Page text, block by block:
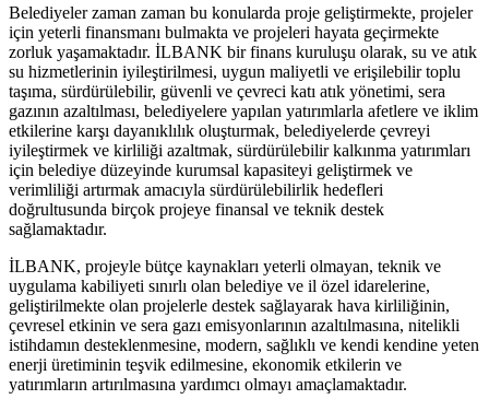
Belediyeler zaman zaman bu konularda proje geliştirmekte, projeler
için yeterli finansmanı bulmakta ve projeleri hayata geçirmekte
zorluk yaşamaktadır. İLBANK bir finans kuruluşu olarak, su ve atık
su hizmetlerinin iyileştirilmesi, uygun maliyetli ve erişilebilir toplu
taşıma, sürdürülebilir, güvenli ve çevreci katı atık yönetimi, sera
gazının azaltılması, belediyelere yapılan yatırımlarla afetlere ve iklim
etkilerine karşı dayanıklılık oluşturmak, belediyelerde çevreyi
iyileştirmek ve kirliliği azaltmak, sürdürülebilir kalkınma yatırımları
için belediye düzeyinde kurumsal kapasiteyi geliştirmek ve
verimliliği artırmak amacıyla sürdürülebilirlik hedefleri
doğrultusunda birçok projeye finansal ve teknik destek
sağlamaktadır.
İLBANK, projeyle bütçe kaynakları yeterli olmayan, teknik ve
uygulama kabiliyeti sınırlı olan belediye ve il özel idarelerine,
geliştirilmekte olan projelerle destek sağlayarak hava kirliliğinin,
çevresel etkinin ve sera gazı emisyonlarının azaltılmasına, nitelikli
istihdamın desteklenmesine, modern, sağlıklı ve kendi kendine yeten
enerji üretiminin teşvik edilmesine, ekonomik etkilerin ve
yatırımların artırılmasına yardımcı olmayı amaçlamaktadır.